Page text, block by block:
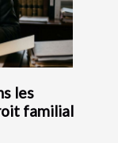
les
familial